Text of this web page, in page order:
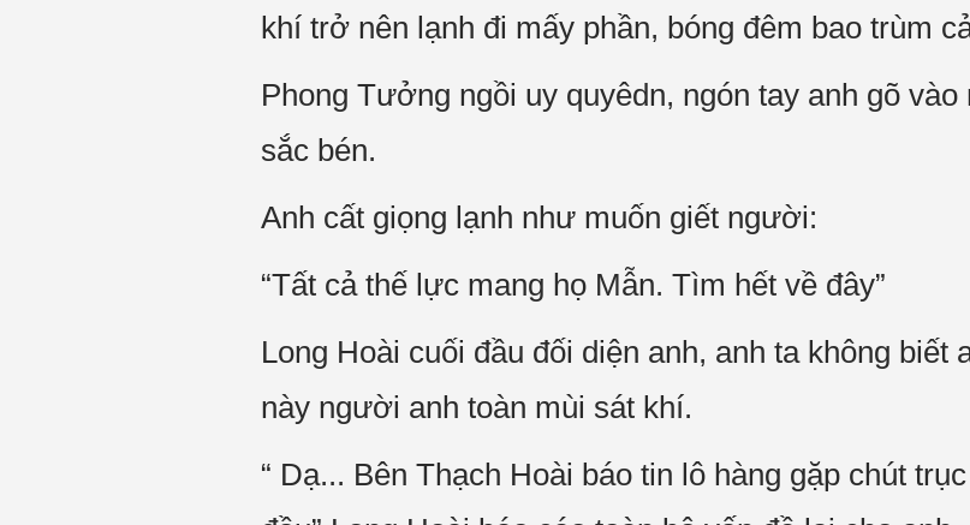
khí trở nên lạnh đi mấy phần, bóng đêm bao trùm
Phong Tưởng ngồi uy quyêdn, ngón tay anh gõ
sắc bén.
Anh cất giọng lạnh như muốn giết người:
“Tất cả thế lực mang họ Mẫn. Tìm hết về đây”
Long Hoài cuối đầu đối diện anh, anh ta không biết
này người anh toàn mùi sát khí.
“ Dạ... Bên Thạch Hoài báo tin lô hàng gặp chút